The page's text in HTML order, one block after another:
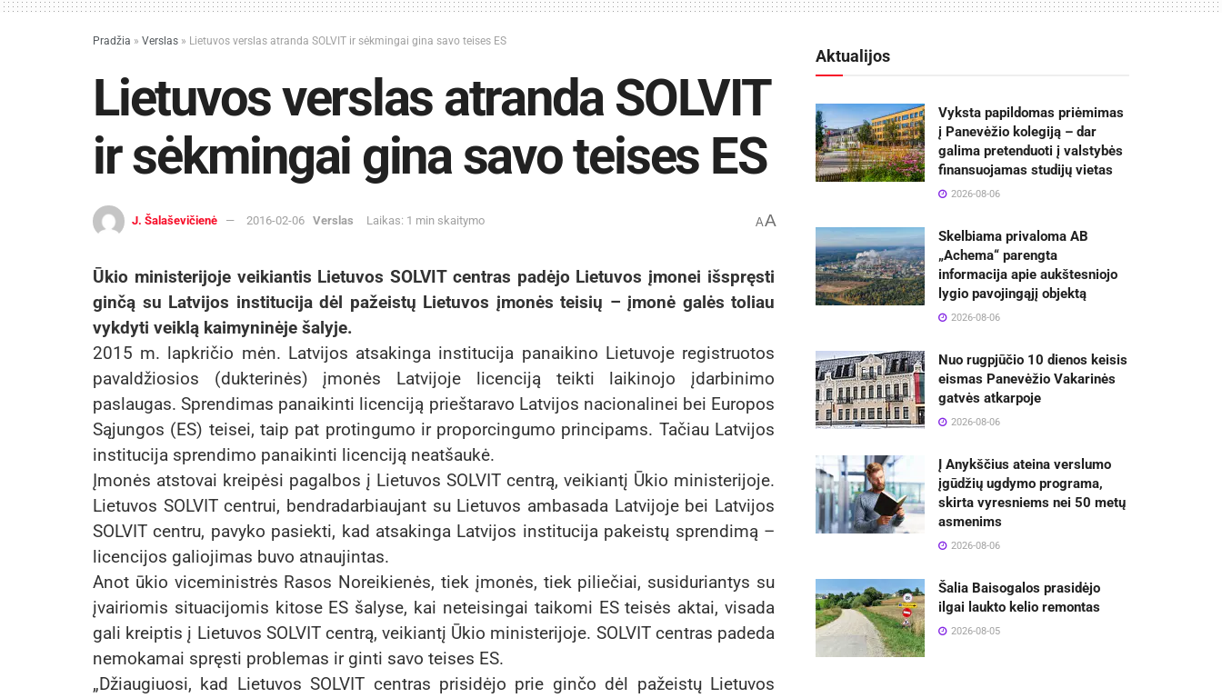
Pradžia » Verslas » Lietuvos verslas atranda SOLVIT ir sėkmingai gina savo teises ES
Lietuvos verslas atranda SOLVIT
ir sėkmingai gina savo teises ES
J. Šalaševičienė 2016-02-06 Verslas Laikas: 1 min skaitymo AA
Ūkio ministerijoje veikiantis Lietuvos SOLVIT centras padėjo Lietuvos įmonei išspręsti
ginčą su Latvijos institucija dėl pažeistų Lietuvos įmonės teisių – įmonė galės toliau
vykdyti veiklą kaimyninėje šalyje.
2015 m. lapkričio mėn. Latvijos atsakinga institucija panaikino Lietuvoje registruotos
pavaldžiosios (dukterinės) įmonės Latvijoje licenciją teikti laikinojo įdarbinimo
paslaugas. Sprendimas panaikinti licenciją prieštaravo Latvijos nacionalinei bei Europos
Sąjungos (ES) teisei, taip pat protingumo ir proporcingumo principams. Tačiau Latvijos
institucija sprendimo panaikinti licenciją neatšaukė.
Įmonės atstovai kreipėsi pagalbos į Lietuvos SOLVIT centrą, veikiantį Ūkio ministerijoje.
Lietuvos SOLVIT centrui, bendradarbiaujant su Lietuvos ambasada Latvijoje bei Latvijos
SOLVIT centru, pavyko pasiekti, kad atsakinga Latvijos institucija pakeistų sprendimą –
licencijos galiojimas buvo atnaujintas.
Anot ūkio viceministrės Rasos Noreikienės, tiek įmonės, tiek piliečiai, susiduriantys su
įvairiomis situacijomis kitose ES šalyse, kai neteisingai taikomi ES teisės aktai, visada
gali kreiptis į Lietuvos SOLVIT centrą, veikiantį Ūkio ministerijoje. SOLVIT centras padeda
nemokamai spręsti problemas ir ginti savo teises ES.
„Džiaugiuosi, kad Lietuvos SOLVIT centras prisidėjo prie ginčo dėl pažeistų Lietuvos
Aktualijos
Vyksta papildomas priėmimas
į Panevėžio kolegiją – dar
galima pretenduoti į valstybės
finansuojamas studijų vietas
2026-08-06
Skelbiama privaloma AB
„Achema“ parengta
informacija apie aukštesniojo
lygio pavojingąjį objektą
2026-08-06
Nuo rugpjūčio 10 dienos keisis
eismas Panevėžio Vakarinės
gatvės atkarpoje
2026-08-06
Į Anykščius ateina verslumo
įgūdžių ugdymo programa,
skirta vyresniems nei 50 metų
asmenims
2026-08-06
Šalia Baisogalos prasidėjo
ilgai laukto kelio remontas
2026-08-05